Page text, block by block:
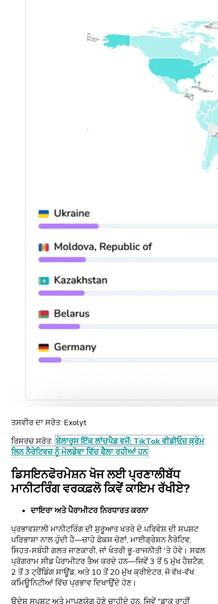
ਤਸਵੀਰ ਦਾ ਸਰੋਤ: Exolyt
ਰਿਸਰਚ ਸਰੋਤ: ਬੇਲਾਰੂਸ ਇੱਕ ਲਾਂਚਪੈਡ ਵਜੋਂ: TikTok ਵੀਡੀਓਜ਼ ਕ੍ਰੇਮ
ਲਿਨ ਨੈਰੇਟਿਵਜ਼ ਨੂੰ ਮੋਲਡੋਵਾ ਵਿੱਚ ਫੈਲਾ ਰਹੀਆਂ ਹਨ
ਡਿਸਇਨਫੋਰਮੇਸ਼ਨ ਖੋਜ ਲਈ ਪ੍ਰਣਾਲੀਬੱਧ
ਮਾਨੀਟਰਿੰਗ ਵਰਕਫ਼ਲੋ ਕਿਵੇਂ ਕਾਇਮ ਰੱਖੀਏ?
ਦਾਇਰਾ ਅਤੇ ਪੈਰਾਮੀਟਰ ਨਿਰਧਾਰਤ ਕਰਨਾ
ਪ੍ਰਭਾਵਸ਼ਾਲੀ ਮਾਨੀਟਰਿੰਗ ਦੀ ਸ਼ੁਰੂਆਤ ਖਤਰੇ ਦੇ ਪਰਿਵੇਸ਼ ਦੀ ਸਪਸ਼ਟ
ਪਰਿਭਾਸ਼ਾ ਨਾਲ ਹੁੰਦੀ ਹੈ—ਚਾਹੇ ਫੋਕਸ ਚੋਣਾਂ, ਮਾਈਗ੍ਰੇਸ਼ਨ ਨੈਰੇਟਿਵ,
ਸਿਹਤ-ਸਬੰਧੀ ਗਲਤ ਜਾਣਕਾਰੀ, ਜਾਂ ਖੇਤਰੀ ਭੂ-ਰਾਜਨੀਤੀ 'ਤੇ ਹੋਵੇ। ਸਫਲ
ਪ੍ਰੋਗਰਾਮ ਸੀਡ ਪੈਰਾਮੀਟਰ ਤੈਅ ਕਰਦੇ ਹਨ—ਜਿਵੇਂ 3 ਤੋਂ 5 ਮੁੱਖ ਹੈਸ਼ਟੈਗ,
2 ਤੋਂ 3 ਟ੍ਰੈਂਡਿੰਗ ਸਾਊਂਡ, ਅਤੇ 10 ਤੋਂ 20 ਮੁੱਖ ਕ੍ਰੀਏਟਰ, ਜੋ ਵੱਖ-ਵੱਖ
ਕਮਿਊਨਿਟੀਆਂ ਵਿੱਚ ਪ੍ਰਭਾਵ ਦਿਖਾਉਂਦੇ ਹੋਣ।
ਉਦੇਸ਼ ਸਪਸ਼ਟ ਅਤੇ ਮਾਪਣਯੋਗ ਹੋਣੇ ਚਾਹੀਦੇ ਹਨ, ਜਿਵੇਂ "ਡਾਕ ਰਾਹੀਂ